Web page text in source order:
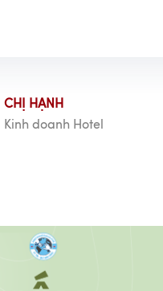
CHỊ HẠNH
Kinh doanh Hotel